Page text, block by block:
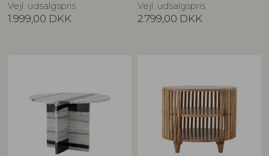
Vejl. udsalgspris
1.999,00 DKK
Vejl. udsalgspris
2.799,00 DKK